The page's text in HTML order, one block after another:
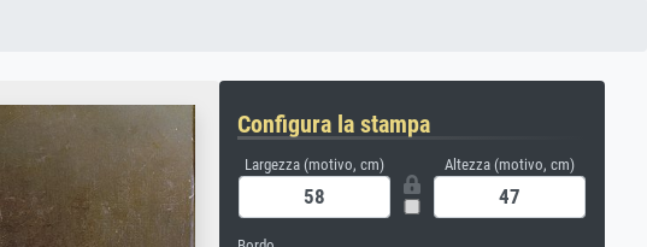
Configura la stampa
Largezza (motivo, cm) Altezza (motivo, cm)